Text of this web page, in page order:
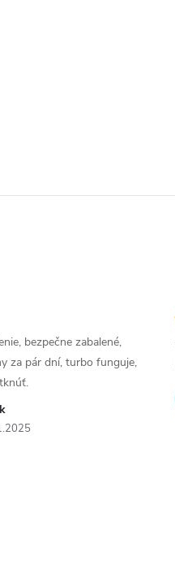
bezpečne zabalené,
za pár dní, turbo funguje,